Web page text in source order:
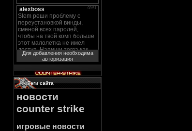
Для добавления необходима
авторизация
Теги сайта
новости
counter strike
игровые новости